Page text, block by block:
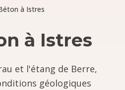
à Istres
à Istres
et l'étang de Berre,
géologiques